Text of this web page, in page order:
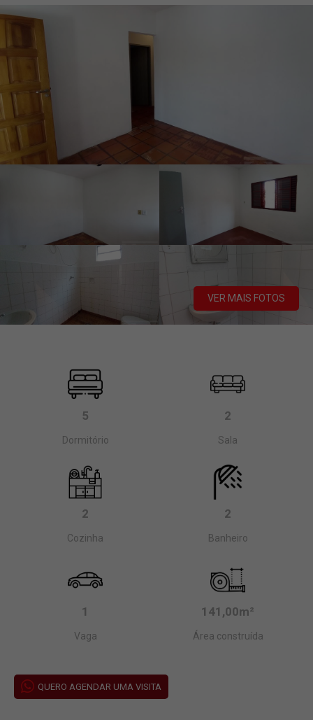
VER MAIS FOTOS
5
Dormitório
2
Sala
2
Cozinha
2
Banheiro
1
Vaga
141,00m²
Área construída
QUERO AGENDAR UMA VISITA